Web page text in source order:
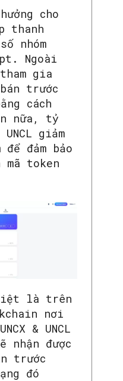
cho
thanh
nhóm
Ngoài
gia
trước
cách
nữa, tỷ
giảm
để đảm bảo
mã token
là trên
nơi
& UNCL
nhận được
trước
đó